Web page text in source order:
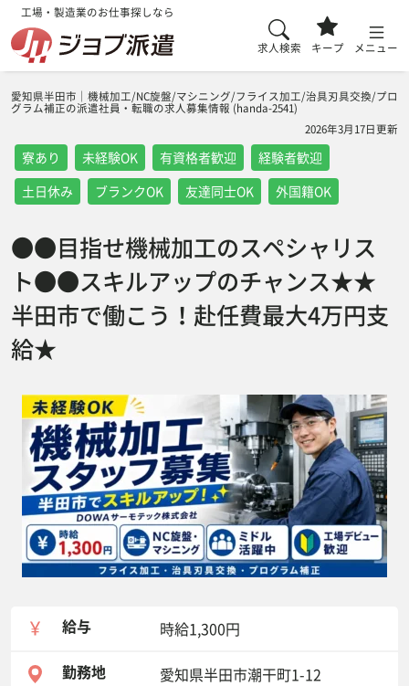
工場・製造業のお仕事探しなら
求人検索 キープ メニュー
愛知県半田市｜機械加工/NC旋盤/マシニング/フライス加工/治具刃具交換/プロ
グラム補正の派遣社員・転職の求人募集情報 (handa-2541)
2026年3月17日更新
寮あり 未経験OK 有資格者歓迎
経験者歓迎
土日休み
ブランクOK 友達同士OK 外国籍OK
●●目指せ機械加工のスペシャリス
ト●●スキルアップのチャンス★★
半田市で働こう！赴任費最大4万円支
給★
給与
時給1,300円
勤務地
愛知県半田市潮干町1-12